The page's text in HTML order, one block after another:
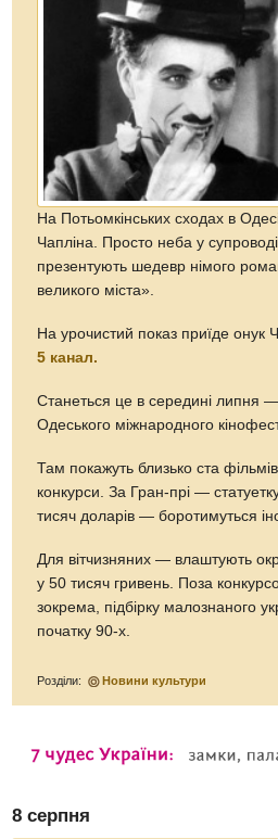
На Потьомкінських сходах в
Чапліна. Просто неба у
презентують шедевр німого
великого міста».
На урочистий показ приїде онук
5 канал.
Станеться це в середині липня —
Одеського міжнародного
Там покажуть близько ста
конкурси. За Гран-прі —
тисяч доларів — боротимуться
Для вітчизняних — влаштують
у 50 тисяч гривень. Поза
зокрема, підбірку малознаного
початку 90-х.
Розділи: Новини культури
8 серпня